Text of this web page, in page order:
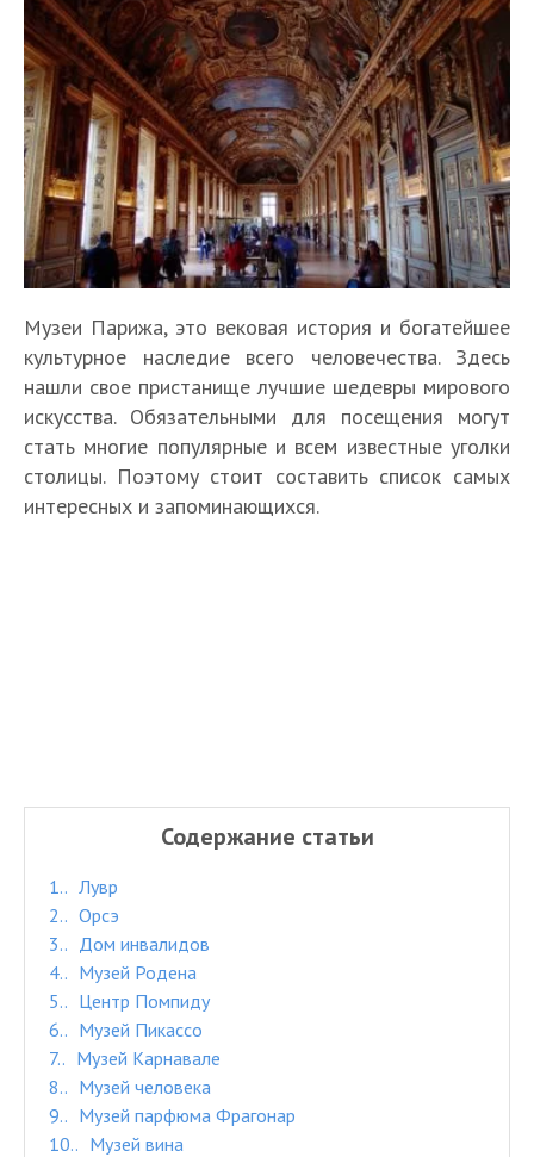
Музеи Парижа, это вековая история и богатейшее
культурное наследие всего человечества. Здесь
нашли свое пристанище лучшие шедевры мирового
искусства. Обязательными для посещения могут
стать многие популярные и всем известные уголки
столицы. Поэтому стоит составить список самых
интересных и запоминающихся.
Содержание статьи
1.
Лувр
2.
Орсэ
3.
Дом инвалидов
4.
Музей Родена
5.
Центр Помпиду
6.
Музей Пикассо
7.
Музей Карнавале
8.
Музей человека
9.
Музей парфюма Фрагонар
10.
Музей вина